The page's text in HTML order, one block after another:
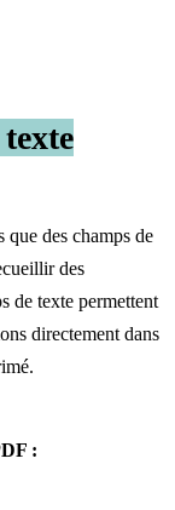
que des champs de
des
de texte permettent
directement dans
: